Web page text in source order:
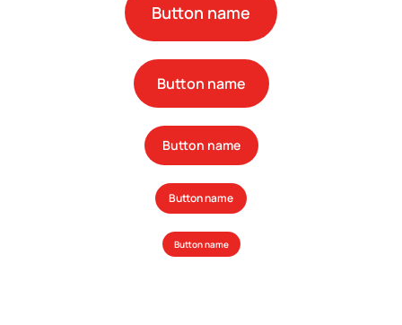
Button name
Button name
Button name
Button name
Button name